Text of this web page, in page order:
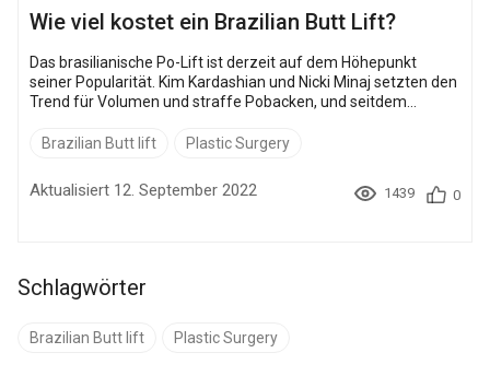
Wie viel kostet ein Brazilian Butt Lift?
Das brasilianische Po-Lift ist derzeit auf dem Höhepunkt
seiner Popularität. Kim Kardashian und Nicki Minaj setzten den
Trend für Volumen und straffe Pobacken, und seitdem
Glücklicherweise können ihre Träume heutzutage wahr
Methode, um die Form Ihres Körpers zu verbessern, sondern
auch recht erschwinglich. Um die am besten geeignete Option
Brazilian Butt lift Plastic Surgery
Aktualisiert 12. September 2022 1439 0
Schlagwörter
Brazilian Butt lift Plastic Surgery